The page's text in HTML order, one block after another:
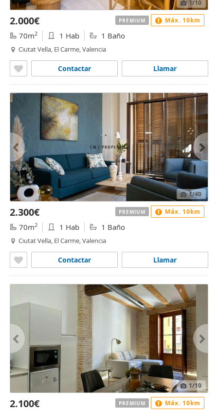
1/10
2.000€
70m2 1 Hab 1 Baño
Ciutat Vella, El Carme, Valencia
Llamar
Contactar
PREMIUM Máx. 10km
1/40
2.300€
70m2 1 Hab 1 Baño
Ciutat Vella, El Carme, Valencia
Llamar
Contactar
PREMIUM Máx. 10km
1/10
2.100€ PREMIUM Máx. 10km